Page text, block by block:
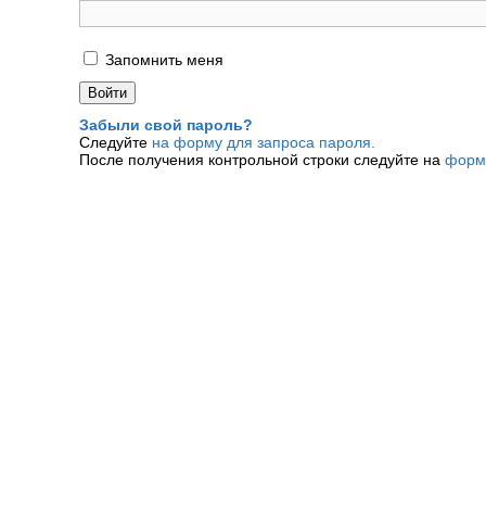
Запомнить меня
Забыли свой пароль?
Следуйте на форму для запроса пароля.
После получения контрольной строки следуйте на